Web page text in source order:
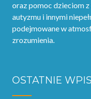
oraz pomoc dzieciom
autyzmu i innymi
podejmowane w
zrozumienia.
OSTATNIE